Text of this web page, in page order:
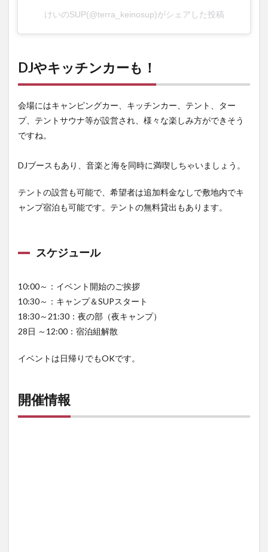
けいのSUP(@terra_keinosup)がシェアした投稿
DJやキッチンカーも！
会場にはキャンピングカー、キッチンカー、テント、ター
プ、テントサウナ等が設営され、様々な楽しみ方ができそう
ですね。
DJブースもあり、音楽と海を同時に満喫しちゃいましょう。
テントの設営も可能で、希望者は追加料金なしで敷地内でキ
ャンプ宿泊も可能です。テントの無料貸出もあります。
スケジュール
10:00～：イベント開始のご挨拶
10:30～：キャンプ＆SUPスタート
18:30～21:30：夜の部（夜キャンプ）
28日 ～12:00：宿泊組解散
イベントは日帰りでもOKです。
開催情報